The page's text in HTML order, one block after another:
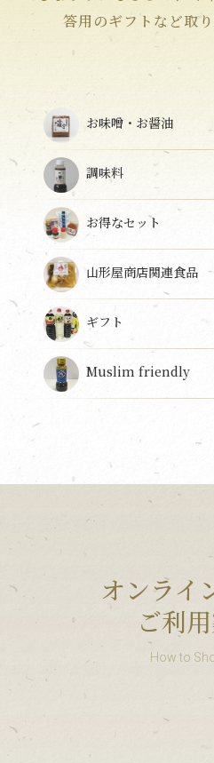
答用のギフトなど取
お味噌・お醤油
調味料
お得なセット
山形屋商店関連食品
ギフト
Muslim friendly
オンライ
ご利
How to